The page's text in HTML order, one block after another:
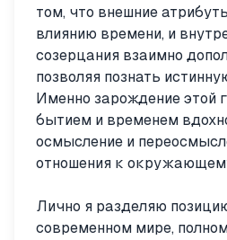
том, что внешние
влиянию времени, и
созерцания взаимно
позволяя познать
Именно зарождение этой
бытием и временем
осмысление и
отношения к
Лично я разделяю
современном мире,